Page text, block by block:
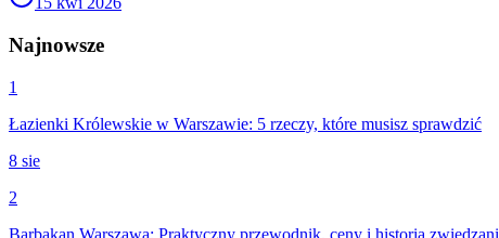
Najnowsze
1
Łazienki Królewskie w Warszawie: 5 rzeczy, które musisz sprawdzić
8 sie
2
Barbakan Warszawa: Praktyczny przewodnik, ceny i historia